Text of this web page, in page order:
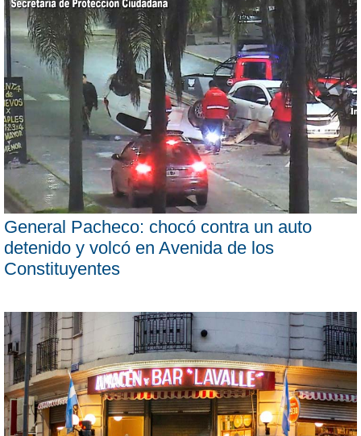
General Pacheco: chocó contra un auto
detenido y volcó en Avenida de los
Constituyentes